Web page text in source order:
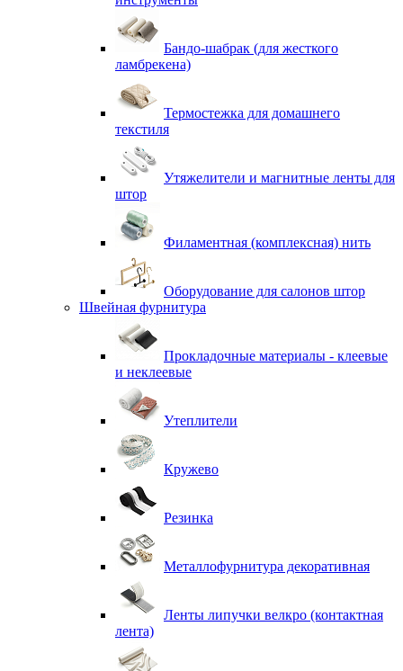
Бандо-шабрак (для жесткого
ламбрекена)
Термостежка для домашнего
текстиля
Утяжелители и магнитные ленты для
штор
Филаментная (комплексная) нить
Оборудование для салонов штор
Швейная фурнитура
Прокладочные материалы - клеевые
и неклеевые
Утеплители
Кружево
Резинка
Металлофурнитура декоративная
Ленты липучки велкро (контактная
лента)